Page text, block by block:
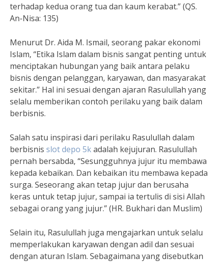
terhadap kedua orang tua dan kaum kerabat.” (QS.
An-Nisa: 135)
Menurut Dr. Aida M. Ismail, seorang pakar ekonomi
Islam, “Etika Islam dalam bisnis sangat penting untuk
menciptakan hubungan yang baik antara pelaku
bisnis dengan pelanggan, karyawan, dan masyarakat
sekitar.” Hal ini sesuai dengan ajaran Rasulullah yang
selalu memberikan contoh perilaku yang baik dalam
berbisnis.
Salah satu inspirasi dari perilaku Rasulullah dalam
berbisnis slot depo 5kadalah kejujuran. Rasulullah
pernah bersabda, “Sesungguhnya jujur itu membawa
kepada kebaikan. Dan kebaikan itu membawa kepada
surga. Seseorang akan tetap jujur dan berusaha
keras untuk tetap jujur, sampai ia tertulis di sisi Allah
sebagai orang yang jujur.” (HR. Bukhari dan Muslim)
Selain itu, Rasulullah juga mengajarkan untuk selalu
memperlakukan karyawan dengan adil dan sesuai
dengan aturan Islam. Sebagaimana yang disebutkan